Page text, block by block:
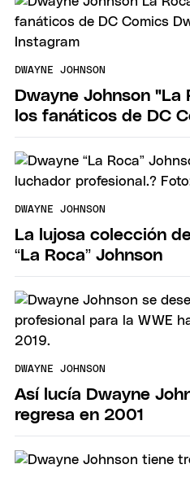
DWAYNE JOHNSON
Dwayne Johnson "La
los fanáticos de DC
DWAYNE JOHNSON
La lujosa colección
“La Roca” Johnson
DWAYNE JOHNSON
Así lucía Dwayne
regresa en 2001